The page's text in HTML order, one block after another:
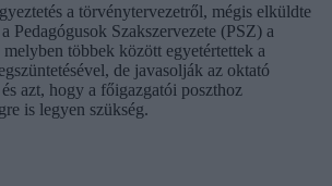
a törvénytervezetről, mégis elküldte
Pedagógusok Szakszervezete (PSZ) a
többek között egyetértettek a
de javasolják az oktató
azt, hogy a főigazgatói poszthoz
is legyen szükség.